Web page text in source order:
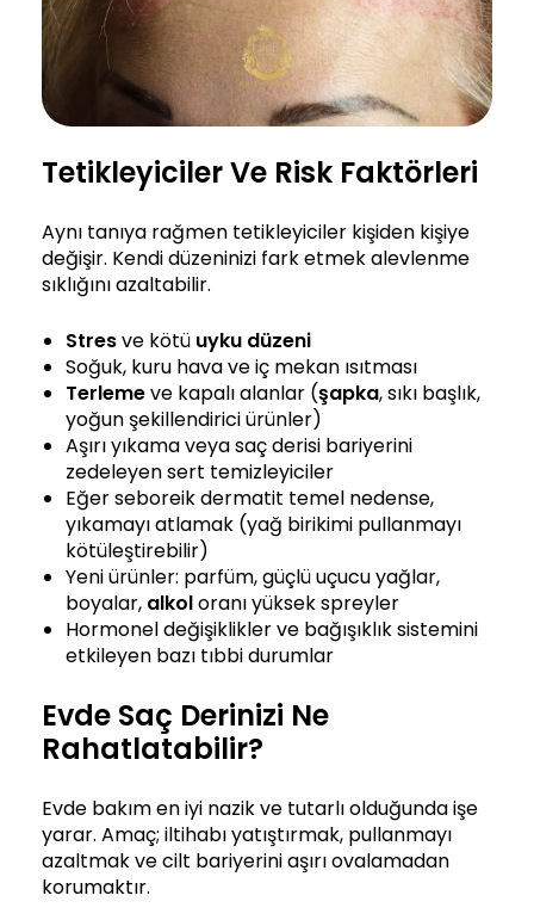
Tetikleyiciler Ve Risk Faktörleri
Aynı tanıya rağmen tetikleyiciler kişiden kişiye
değişir. Kendi düzeninizi fark etmek alevlenme
sıklığını azaltabilir.
Stresve kötü uyku düzeni
Soğuk, kuru hava ve iç mekan ısıtması
Terlemeve kapalı alanlar (şapka, sıkı başlık,
yoğun şekillendirici ürünler)
Aşırı yıkama veya saç derisi bariyerini
zedeleyen sert temizleyiciler
Eğer seboreik dermatit temel nedense,
yıkamayı atlamak (yağ birikimi pullanmayı
kötüleştirebilir)
Yeni ürünler: parfüm, güçlü uçucu yağlar,
boyalar, alkoloranı yüksek spreyler
Hormonel değişiklikler ve bağışıklık sistemini
etkileyen bazı tıbbi durumlar
Evde Saç Derinizi Ne
Rahatlatabilir?
Evde bakım en iyi nazik ve tutarlı olduğunda işe
yarar. Amaç; iltihabı yatıştırmak, pullanmayı
azaltmak ve cilt bariyerini aşırı ovalamadan
korumaktır.